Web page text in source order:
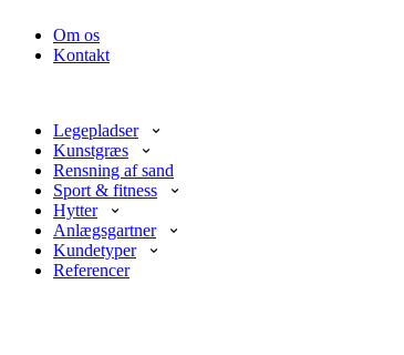
Om os
Kontakt
Legepladser
Kunstgræs
Rensning af sand
Sport & fitness
Hytter
Anlægsgartner
Kundetyper
Referencer